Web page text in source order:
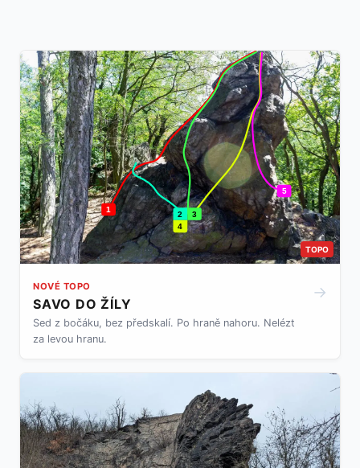
1
2 3
4
5
TOPO
NOVÉ TOPO
SAVO DO ŽÍLY
Sed z bočáku, bez předskalí. Po hraně nahoru. Nelézt
za levou hranu.
→